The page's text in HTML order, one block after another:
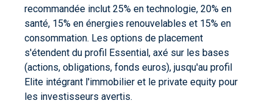
recommandée inclut 25% en technologie, 20% en
santé, 15% en énergies renouvelables et 15% en
consommation. Les options de placement
s'étendent du profil Essential, axé sur les bases
(actions, obligations, fonds euros), jusqu'au profil
Elite intégrant l'immobilier et le private equity pour
les investisseurs avertis.